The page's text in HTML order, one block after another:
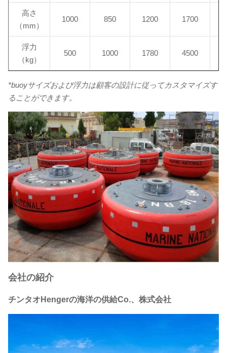
高さ
（mm）
1000 850 1200 1700
浮力
（kg）
500 1000 1780 4500
*buoyサイズおよび浮力は顧客の設計に従ってカスタマイズす
ることができます。
会社の紹介
チンタオHengerの海洋の供給Co.、株式会社